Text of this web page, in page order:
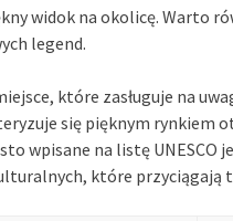
widok na okolicę. Warto
legend.
które zasługuje na
się pięknym rynkiem
wpisane na listę UNESCO
które przyciągają